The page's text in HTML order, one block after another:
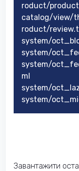
roduct/
catalog/view/
roduct/
system/
system/
system/
ml
system/
system/
Завантажити